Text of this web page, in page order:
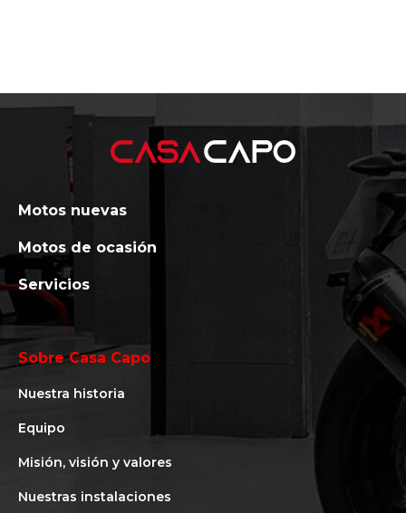
Motos nuevas
Motos de ocasión
Servicios
Sobre Casa Capo
Nuestra historia
Equipo
Misión, visión y valores
Nuestras instalaciones